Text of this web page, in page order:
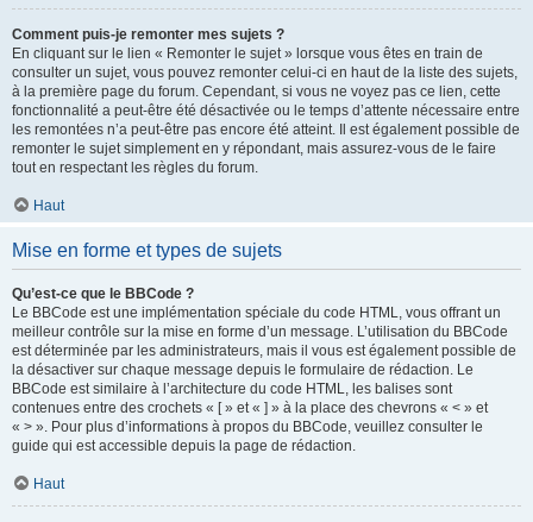
Comment puis-je remonter mes sujets ?
En cliquant sur le lien « Remonter le sujet » lorsque vous êtes en train de
consulter un sujet, vous pouvez remonter celui-ci en haut de la liste des sujets,
à la première page du forum. Cependant, si vous ne voyez pas ce lien, cette
fonctionnalité a peut-être été désactivée ou le temps d’attente nécessaire entre
les remontées n’a peut-être pas encore été atteint. Il est également possible de
remonter le sujet simplement en y répondant, mais assurez-vous de le faire
tout en respectant les règles du forum.
Haut
Mise en forme et types de sujets
Qu’est-ce que le BBCode ?
Le BBCode est une implémentation spéciale du code HTML, vous offrant un
meilleur contrôle sur la mise en forme d’un message. L’utilisation du BBCode
est déterminée par les administrateurs, mais il vous est également possible de
la désactiver sur chaque message depuis le formulaire de rédaction. Le
BBCode est similaire à l’architecture du code HTML, les balises sont
contenues entre des crochets « [ » et « ] » à la place des chevrons « < » et
« > ». Pour plus d’informations à propos du BBCode, veuillez consulter le
guide qui est accessible depuis la page de rédaction.
Haut